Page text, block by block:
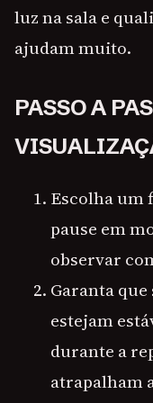
luz na sala e
ajudam muito.
PASSO A
Escolha um
pause em
observar
Garanta que
estejam
durante a
atrapalham